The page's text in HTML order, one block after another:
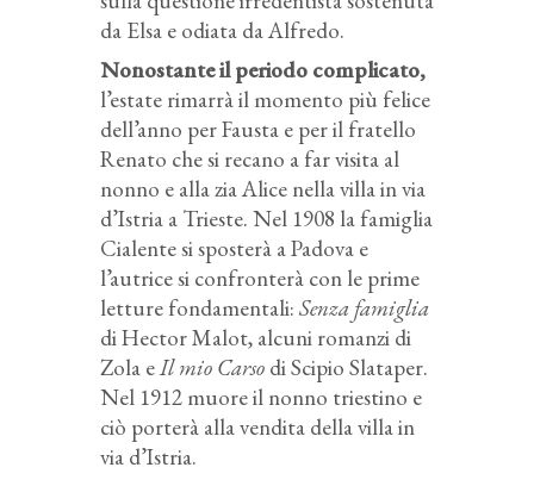
da Elsa e odiata da Alfredo.
Nonostante il periodo complicato,
l’estate rimarrà il momento più felice
dell’anno per Fausta e per il fratello
Renato che si recano a far visita al
nonno e alla zia Alice nella villa in via
d’Istria a Trieste. Nel 1908 la famiglia
Cialente si sposterà a Padova e
l’autrice si confronterà con le prime
letture fondamentali: Senza famiglia
di Hector Malot, alcuni romanzi di
Zola eIl mio Carso di Scipio Slataper.
Nel 1912 muore il nonno triestino e
ciò porterà alla vendita della villa in
via d’Istria.